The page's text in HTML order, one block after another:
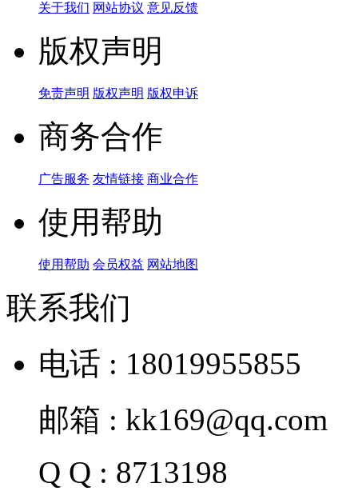
关于我们 网站协议 意见反馈
版权声明
免责声明 版权声明 版权申诉
商务合作
广告服务 友情链接 商业合作
使用帮助
使用帮助 会员权益 网站地图
联系我们
电话 : 18019955855
邮箱 : kk169@qq.com
Q Q : 8713198